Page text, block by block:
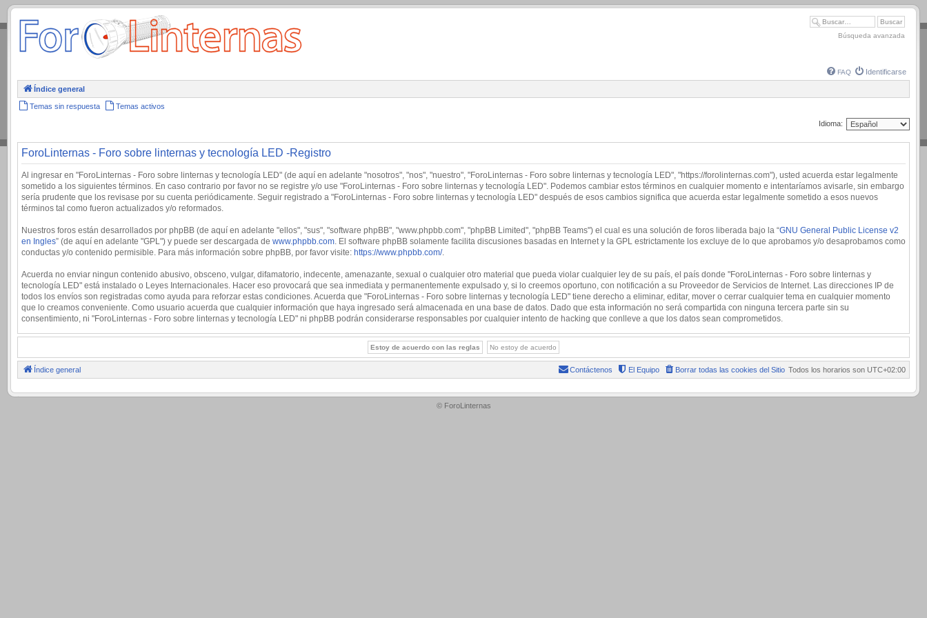
.
Búsqueda avanzada
FAQ Identificarse
Índice general
Temas sin respuesta Temas activos
Idioma:
ForoLinternas - Foro sobre linternas y tecnología LED -Registro
Al ingresar en "ForoLinternas - Foro sobre linternas y tecnología LED" (de aquí en adelante "nosotros", "nos", "nuestro", "ForoLinternas - Foro sobre linternas y tecnología LED", "https://forolinternas.com"), usted acuerda estar legalmente
sometido a los siguientes términos. En caso contrario por favor no se registre y/o use "ForoLinternas - Foro sobre linternas y tecnología LED". Podemos cambiar estos términos en cualquier momento e intentaríamos avisarle, sin embargo
sería prudente que los revisase por su cuenta periódicamente. Seguir registrado a "ForoLinternas - Foro sobre linternas y tecnología LED" después de esos cambios significa que acuerda estar legalmente sometido a esos nuevos
términos tal como fueron actualizados y/o reformados.
Nuestros foros están desarrollados por phpBB (de aquí en adelante "ellos", "sus", "software phpBB", "www.phpbb.com", "phpBB Limited", "phpBB Teams") el cual es una solución de foros liberada bajo la “GNU General Public License v2
en Ingles” (de aquí en adelante "GPL") y puede ser descargada de www.phpbb.com . El software phpBB solamente facilita discusiones basadas en Internet y la GPL estrictamente los excluye de lo que aprobamos y/o desaprobamos como
conductas y/o contenido permisible. Para más información sobre phpBB, por favor visite: https://www.phpbb.com/.
Acuerda no enviar ningun contenido abusivo, obsceno, vulgar, difamatorio, indecente, amenazante, sexual o cualquier otro material que pueda violar cualquier ley de su país, el país donde "ForoLinternas - Foro sobre linternas y
tecnología LED" está instalado o Leyes Internacionales. Hacer eso provocará que sea inmediata y permanentemente expulsado y, si lo creemos oportuno, con notificación a su Proveedor de Servicios de Internet. Las direcciones IP de
todos los envíos son registradas como ayuda para reforzar estas condiciones. Acuerda que "ForoLinternas - Foro sobre linternas y tecnología LED" tiene derecho a eliminar, editar, mover o cerrar cualquier tema en cualquier momento
que lo creamos conveniente. Como usuario acuerda que cualquier información que haya ingresado será almacenada en una base de datos. Dado que esta información no será compartida con ninguna tercera parte sin su
consentimiento, ni "ForoLinternas - Foro sobre linternas y tecnología LED" ni phpBB podrán considerarse responsables por cualquier intento de hacking que conlleve a que los datos sean comprometidos.
Índice general Todos los horarios son UTC+02:00
Borrar todas las cookies del Sitio
El Equipo
Contáctenos
.
© ForoLinternas